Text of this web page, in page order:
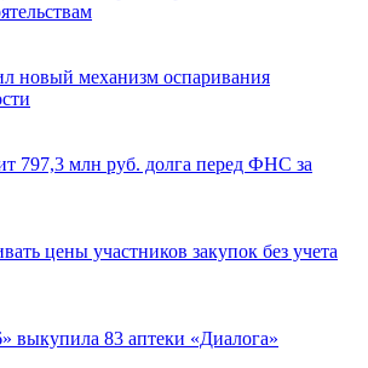
новый механизм оспаривания
797,3 млн руб. долга перед ФНС за
цены участников закупок без учета
выкупила 83 аптеки «Диалога»